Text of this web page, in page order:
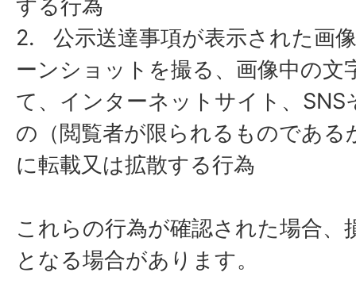
する行為
​​​​​​​2. 公示送達事項が表示された画
ーンショットを撮る、画像中の文
て、インターネットサイト、
の（閲覧者が限られるものである
に転載又は拡散する行為
これらの行為が確認された場合、
となる場合があります。